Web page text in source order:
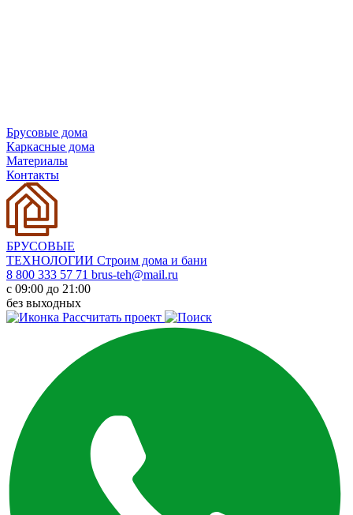
Брусовые дома
Каркасные дома
Материалы
Контакты
БРУСОВЫЕ
ТЕХНОЛОГИИ Строим дома и бани
8 800 333 57 71 brus-teh@mail.ru
с 09:00 до 21:00
без выходных
Рассчитать проект